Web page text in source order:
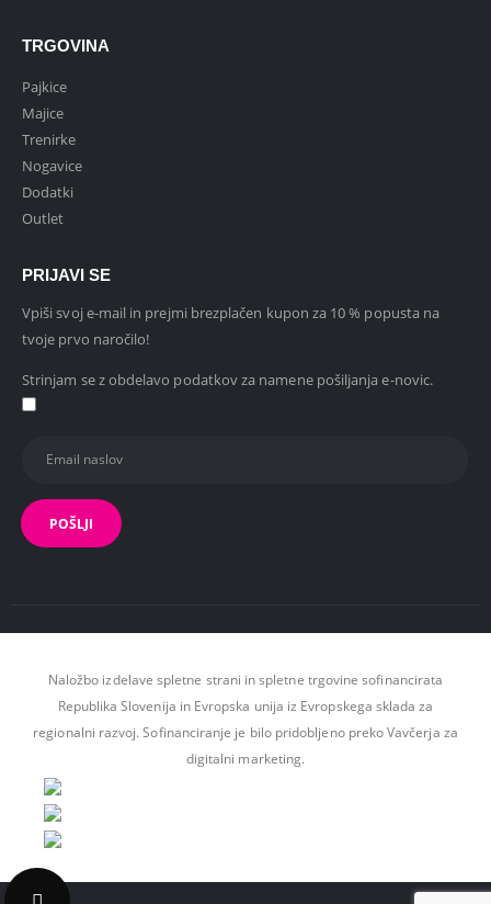
TRGOVINA
Pajkice
Majice
Trenirke
Nogavice
Dodatki
Outlet
PRIJAVI SE
Vpiši svoj e-mail in prejmi brezplačen kupon za 10 % popusta na
tvoje prvo naročilo!
Strinjam se z obdelavo podatkov za namene pošiljanja e-novic.
Naložbo izdelave spletne strani in spletne trgovine sofinancirata
Republika Slovenija in Evropska unija iz Evropskega sklada za
regionalni razvoj. Sofinanciranje je bilo pridobljeno preko Vavčerja za
digitalni marketing.